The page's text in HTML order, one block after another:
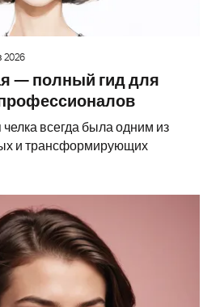
2026
— полный гид для
всегда была одним из
и трансформирующих